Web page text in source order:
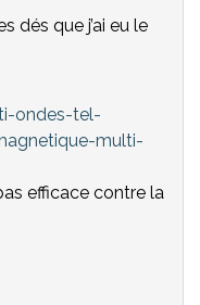
dés que j’ai eu le
ondes-tel-
multi-
efficace contre la